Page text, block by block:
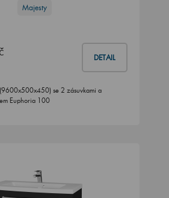
Majesty
DETAIL
se 2 zásuvkami a
Euphoria 100